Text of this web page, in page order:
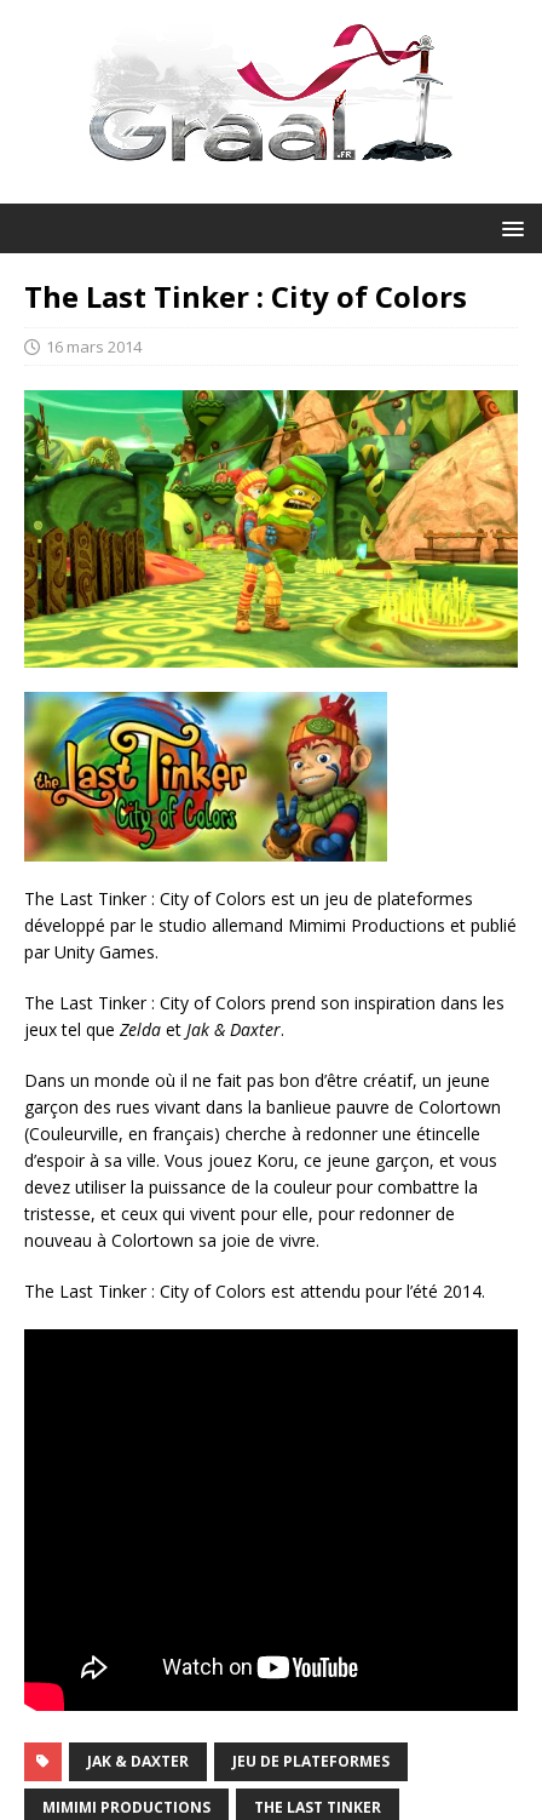
The Last Tinker : City of Colors
16 mars 2014
The Last Tinker : City of Colors est un jeu de plateformes
développé par le studio allemand Mimimi Productions et publié
par Unity Games.
The Last Tinker : City of Colors prend son inspiration dans les
jeux tel que Zelda et Jak & Daxter.
Dans un monde où il ne fait pas bon d’être créatif, un jeune
garçon des rues vivant dans la banlieue pauvre de Colortown
(Couleurville, en français) cherche à redonner une étincelle
d’espoir à sa ville. Vous jouez Koru, ce jeune garçon, et vous
devez utiliser la puissance de la couleur pour combattre la
tristesse, et ceux qui vivent pour elle, pour redonner de
nouveau à Colortown sa joie de vivre.
The Last Tinker : City of Colors est attendu pour l’été 2014.
JAK & DAXTER JEU DE PLATEFORMES
MIMIMI PRODUCTIONS THE LAST TINKER